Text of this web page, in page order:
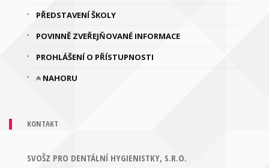
PŘEDSTAVENÍ ŠKOLY
POVINNĚ ZVEŘEJŇOVANÉ INFORMACE
PROHLÁŠENÍ O PŘÍSTUPNOSTI
NAHORU
KONTAKT
SVOŠZ PRO DENTÁLNÍ HYGIENISTKY, S.R.O.